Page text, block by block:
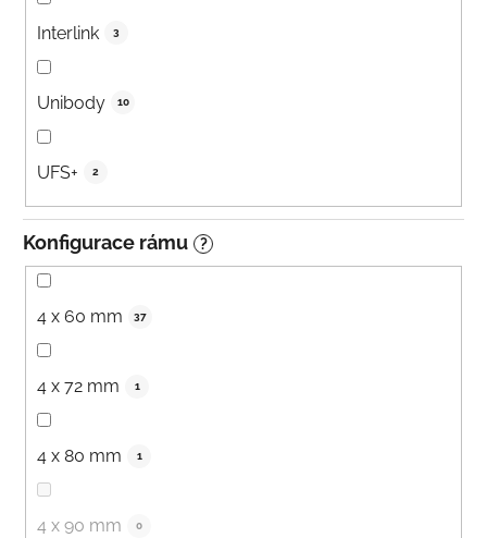
Interlink 3
Unibody 10
UFS+ 2
Konfigurace rámu ?
4 x 60 mm 37
4 x 72 mm 1
4 x 80 mm 1
4 x 90 mm 0